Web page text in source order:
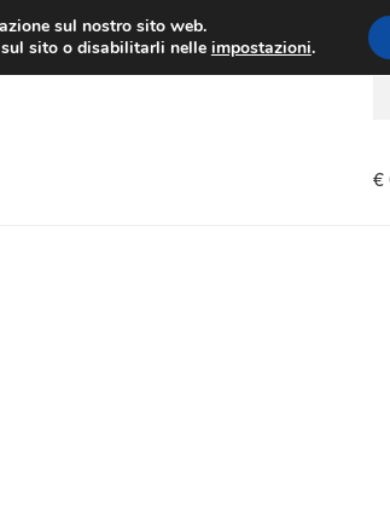
Lun-Ven 9:00 - 16:00
€
sul nostro sito web.
sito o disabilitarli nelle impostazioni.